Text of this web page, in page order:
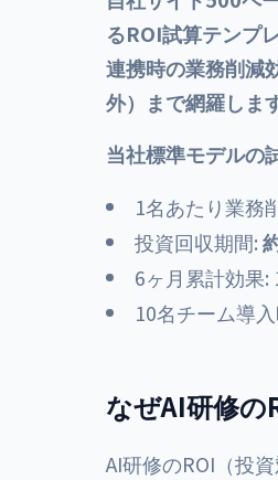
るROI試算テンプ
連携時の業務削減
外）まで網羅しま
当社標準モデルの
1名あたり業務
投資回収期間:
6ヶ月累計効果:
10名チーム導
なぜAI研修の
AI研修のROI（投